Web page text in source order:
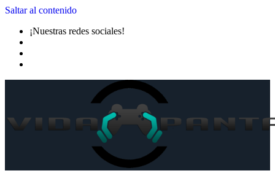
Saltar al contenido
¡Nuestras redes sociales!